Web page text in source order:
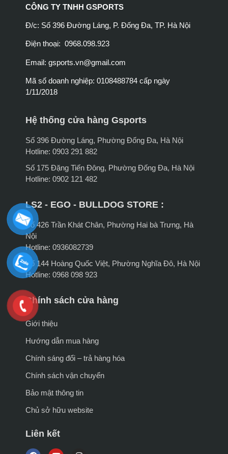
CÔNG TY TNHH GSPORTS
Đ/c: Số 396 Đường Láng, P. Đống Đa, TP. Hà Nội
Điện thoại: 0968.098.923
Email: gsports.vn@gmail.com
Mã số doanh nghiệp: 0108488784 cấp ngày
1/11/2018
Hệ thống cửa hàng Gsports
Số 396 Đường Láng, Phường Đống Đa, Hà Nội
Hotline: 0903 291 882
Số 175 Đặng Tiến Đông, Phường Đống Đa, Hà Nội
Hotline: 0902 121 482
LS2 - EGO - BULLDOG STORE :
Số 426 Trần Khát Chân, Phường Hai bà Trưng, Hà
Nội
Hotline: 0936082739
Số 144 Hoàng Quốc Việt, Phường Nghĩa Đô, Hà Nội
Hotline: 0968 098 923
Chính sách cửa hàng
Giới thiệu
Hướng dẫn mua hàng
Chính sáng đổi – trả hàng hóa
Chính sách vận chuyển
Bảo mật thông tin
Chủ sở hữu website
Liên kết